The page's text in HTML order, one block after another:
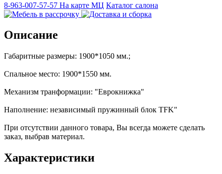
8-963-007-57-57 На карте МЦ Каталог салона
Описание
Габаритные размеры: 1900*1050 мм.;
Спальное место: 1900*1550 мм.
Механизм транформации: "Еврокнижка"
Наполнение: независимый пружинный блок TFK"
При отсутствии данного товара, Вы всегда можете сделать
заказ, выбрав материал.
Характеристики